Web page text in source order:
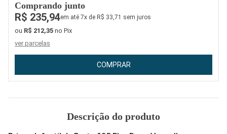
Comprando junto
R$ 235,94em até 7x de R$ 33,71 sem juros
ou R$ 212,35 no Pix
ver parcelas
COMPRAR
Descrição do produto